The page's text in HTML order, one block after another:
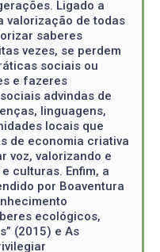
Ligado a
valorização de todas
saberes
vezes, se perdem
sociais ou
e fazeres
advindas de
linguagens,
locais que
de economia criativa
voz, valorizando e
culturas. Enfim, a
por Boaventura
ecológicos,
(2015) e As